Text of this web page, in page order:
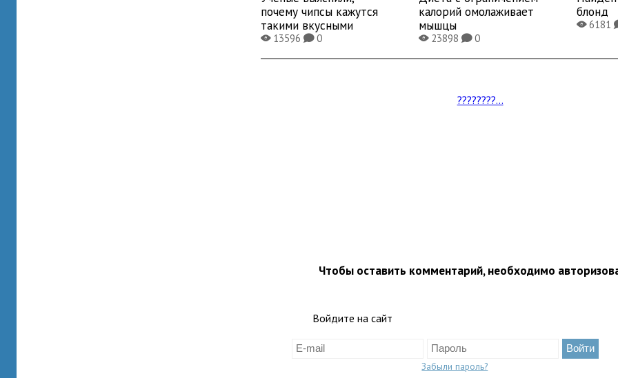
почему чипсы кажутся
такими вкусными
X13596K0
калорий омолаживает
мышцы
X23898K0
блонд
X6181
????????...
Чтобы оставить комментарий, необходимо
Войдите на сайт
Забыли пароль?